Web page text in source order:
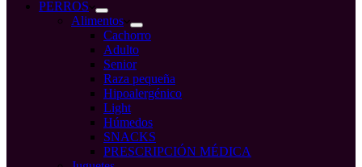
compraPERROS
Alimentos
Cachorro
Adulto
Senior
Raza pequeña
Hipoalergénico
Light
Húmedos
SNACKS
PRESCRIPCIÓN MÉDICA